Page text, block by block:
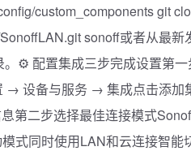
custom_components git
sonoff或者从最
⚙️ 配置集成三步完成设置第
→ 设备与服务 → 集成点击添加
第二步选择最佳连接模式
式同时使用LAN和云连接智能